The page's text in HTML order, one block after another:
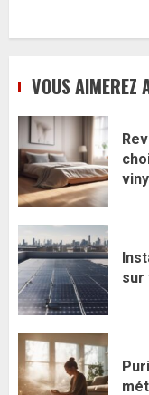
VOUS AIMEREZ
sur